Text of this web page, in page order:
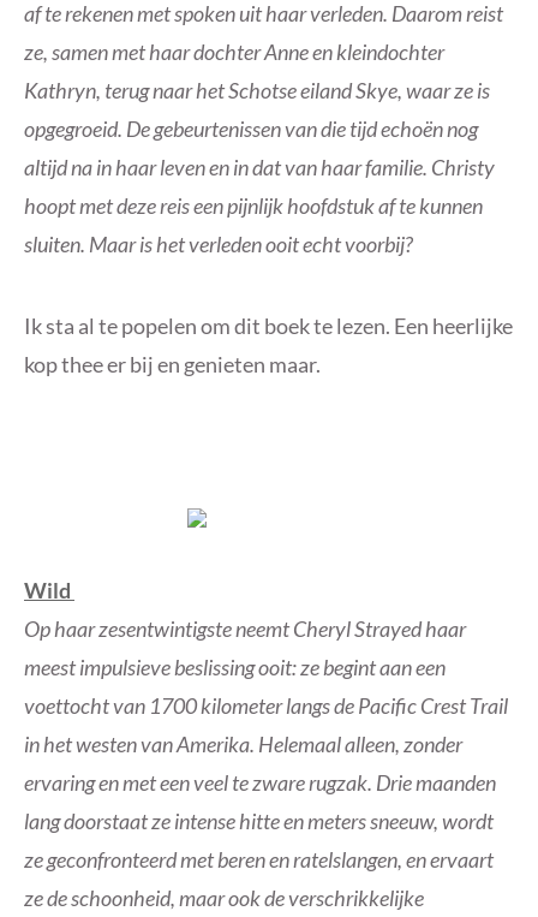
af te rekenen met spoken uit haar verleden. Daarom reist
ze, samen met haar dochter Anne en kleindochter
Kathryn, terug naar het Schotse eiland Skye, waar ze is
opgegroeid. De gebeurtenissen van die tijd echoën nog
altijd na in haar leven en in dat van haar familie. Christy
hoopt met deze reis een pijnlijk hoofdstuk af te kunnen
sluiten. Maar is het verleden ooit echt voorbij?
Ik sta al te popelen om dit boek te lezen. Een heerlijke
kop thee er bij en genieten maar.
Wild
Op haar zesentwintigste neemt Cheryl Strayed haar
meest impulsieve beslissing ooit: ze begint aan een
voettocht van 1700 kilometer langs de Pacific Crest Trail
in het westen van Amerika. Helemaal alleen, zonder
ervaring en met een veel te zware rugzak. Drie maanden
lang doorstaat ze intense hitte en meters sneeuw, wordt
ze geconfronteerd met beren en ratelslangen, en ervaart
ze de schoonheid, maar ook de verschrikkelijke